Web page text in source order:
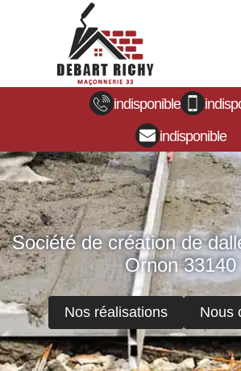
indisponible
indisponible
Société de création de
Ornon 33140
Nos réalisations Nous